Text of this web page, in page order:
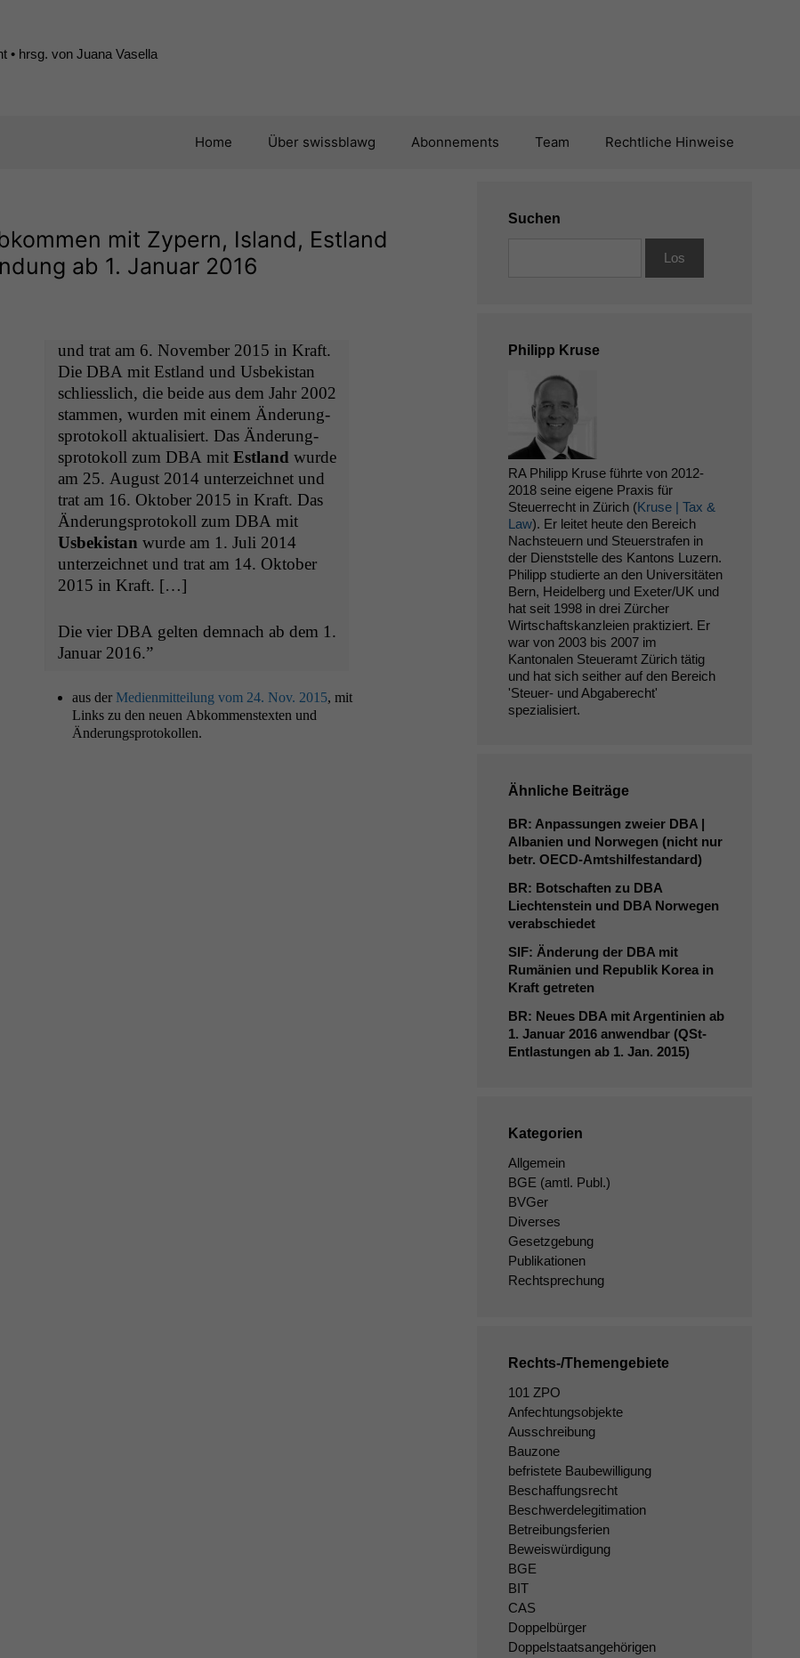
• hrsg. von Juana Vasella
Home Über swissblawg Abonnements Team Rechtliche Hinweise
mit Zypern, Island, Estland
ab 1. Januar 2016
und trat am 6. Novem­ber 2015 in Kraft.
Die DBA mit Est­land und Usbek­istan
schliesslich, die bei­de aus dem Jahr 2002
stam­men, wur­den mit einem Änderung­
spro­tokoll aktu­al­isiert. Das Änderung­
spro­tokoll zum DBA mit Est­land wurde
am 25. August 2014 unterze­ich­net und
trat am 16. Okto­ber 2015 in Kraft. Das
Änderung­spro­tokoll zum DBA mit
Usbek­istan wurde am 1. Juli 2014
unterze­ich­net und trat am 14. Okto­ber
2015 in Kraft. […]
Die vier DBA gel­ten dem­nach ab dem 1.
Jan­u­ar 2016.”
aus der Medi­en­mit­teilung vom 24. Nov. 2015, mit
Links zu den neuen Abkom­men­stex­ten und
Änderungsprotokollen.
Suchen
Philipp Kruse
RA Philipp Kruse führte von 2012-
2018 seine eigene Praxis für
Steuerrecht in Zürich (Kruse | Tax &
Law). Er leitet heute den Bereich
Nachsteuern und Steuerstrafen in
der Dienststelle des Kantons Luzern.
Philipp studierte an den Universitäten
Bern, Heidelberg und Exeter/UK und
hat seit 1998 in drei Zürcher
Wirtschaftskanzleien praktiziert. Er
war von 2003 bis 2007 im
Kantonalen Steueramt Zürich tätig
und hat sich seither auf den Bereich
'Steuer- und Abgaberecht'
spezialisiert.
Ähnliche Beiträge
BR: Anpassungen zweier DBA|
Albanien und Norwegen (nicht nur
betr. OECD-Amtshilfestandard)
BR: Botschaften zu DBA
Liechtenstein und DBANorwegen
verabschiedet
SIF: Änderung der DBAmit
Rumänien und Republik Korea in
Kraft getreten
BR: Neues DBAmit Argentinien ab
1. Januar 2016 anwendbar (QSt-
Entlastungen ab 1. Jan. 2015)
Kategorien
Allgemein
BGE (amtl. Publ.)
BVGer
Diverses
Gesetzgebung
Publikationen
Rechtsprechung
Rechts-/Themengebiete
101 ZPO
Anfechtungsobjekte
Ausschreibung
Bauzone
befristete Baubewilligung
Beschaffungsrecht
Beschwerdelegitimation
Betreibungsferien
Beweiswürdigung
BGE
BIT
CAS
Doppelbürger
Doppelstaatsangehörigen